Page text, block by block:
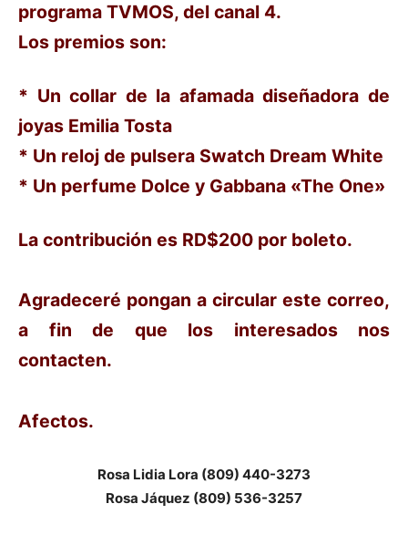
programa TVMOS, del canal 4.
Los premios son:
* Un collar de la afamada diseñadora de
joyas Emilia Tosta
* Un reloj de pulsera Swatch Dream White
* Un perfume Dolce y Gabbana «The One»
La contribución es RD$200 por boleto.
Agradeceré pongan a circular este correo,
a fin de que los interesados nos
contacten.
Afectos.
Rosa Lidia Lora (809) 440-3273
Rosa Jáquez (809) 536-3257